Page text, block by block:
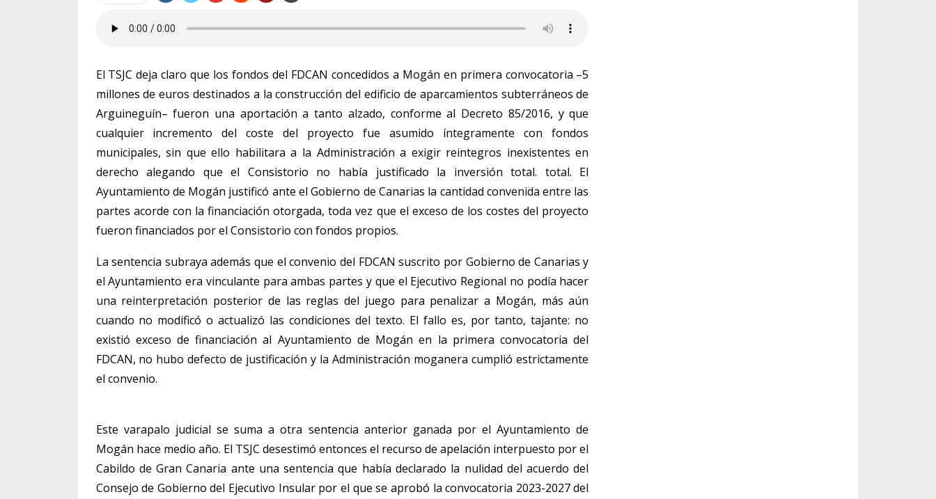
El TSJC deja claro que los fondos del FDCAN concedidos a Mogán en primera convocatoria –5
millones de euros destinados a la construcción del edificio de aparcamientos subterráneos de
Arguineguín– fueron una aportación a tanto alzado, conforme al Decreto 85/2016, y que
cualquier incremento del coste del proyecto fue asumido íntegramente con fondos
municipales, sin que ello habilitara a la Administración a exigir reintegros inexistentes en
derecho alegando que el Consistorio no había justificado la inversión total. total. El
Ayuntamiento de Mogán justificó ante el Gobierno de Canarias la cantidad convenida entre las
partes acorde con la financiación otorgada, toda vez que el exceso de los costes del proyecto
fueron financiados por el Consistorio con fondos propios.
La sentencia subraya además que el convenio del FDCAN suscrito por Gobierno de Canarias y
el Ayuntamiento era vinculante para ambas partes y que el Ejecutivo Regional no podía hacer
una reinterpretación posterior de las reglas del juego para penalizar a Mogán, más aún
cuando no modificó o actualizó las condiciones del texto. El fallo es, por tanto, tajante: no
existió exceso de financiación al Ayuntamiento de Mogán en la primera convocatoria del
FDCAN, no hubo defecto de justificación y la Administración moganera cumplió estrictamente
el convenio.
Este varapalo judicial se suma a otra sentencia anterior ganada por el Ayuntamiento de
Mogán hace medio año. El TSJC desestimó entonces el recurso de apelación interpuesto por el
Cabildo de Gran Canaria ante una sentencia que había declarado la nulidad del acuerdo del
Consejo de Gobierno del Ejecutivo Insular por el que se aprobó la convocatoria 2023-2027 del